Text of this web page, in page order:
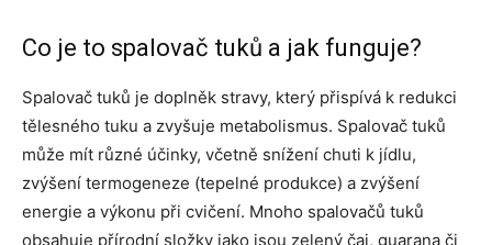
Co je to spalovač tuků a jak funguje?
Spalovač tuků je doplněk stravy, který přispívá k redukci
tělesného tuku a zvyšuje metabolismus. Spalovač tuků
může mít různé účinky, včetně snížení chuti k jídlu,
zvýšení termogeneze (tepelné produkce) a zvýšení
energie a výkonu při cvičení. Mnoho spalovačů tuků
obsahuje přírodní složky jako jsou zelený čaj, guarana či